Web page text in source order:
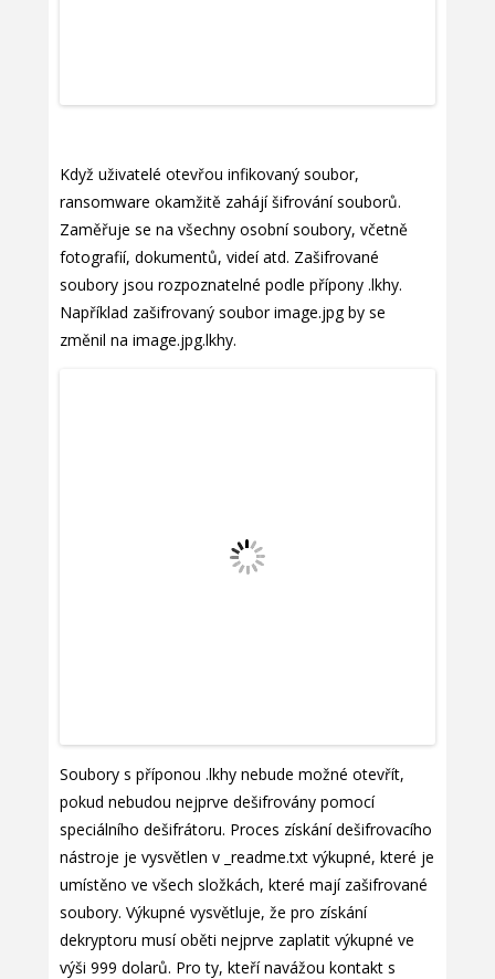
Když uživatelé otevřou infikovaný soubor,
ransomware okamžitě zahájí šifrování souborů.
Zaměřuje se na všechny osobní soubory, včetně
fotografií, dokumentů, videí atd. Zašifrované
soubory jsou rozpoznatelné podle přípony .lkhy.
Například zašifrovaný soubor image.jpg by se
změnil na image.jpg.lkhy.
Soubory s příponou .lkhy nebude možné otevřít,
pokud nebudou nejprve dešifrovány pomocí
speciálního dešifrátoru. Proces získání dešifrovacího
nástroje je vysvětlen v _readme.txt výkupné, které je
umístěno ve všech složkách, které mají zašifrované
soubory. Výkupné vysvětluje, že pro získání
dekryptoru musí oběti nejprve zaplatit výkupné ve
výši 999 dolarů. Pro ty, kteří navážou kontakt s